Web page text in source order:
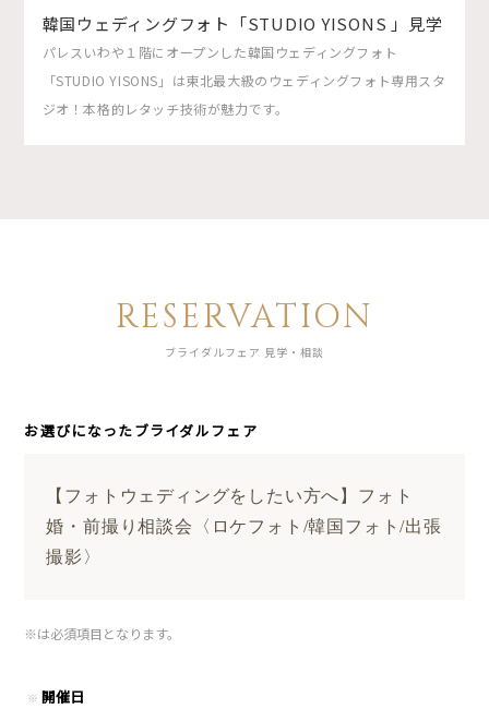
韓国ウェディングフォト「STUDIO YISONS 」見学
パレスいわや１階にオープンした韓国ウェディングフォト
「STUDIO YISONS」は東北最大級のウェディングフォト専用スタ
ジオ！本格的レタッチ技術が魅力です。
RESERVATION
ブライダルフェア 見学・相談
お選びになったブライダルフェア
【フォトウェディングをしたい方へ】フォト
婚・前撮り相談会〈ロケフォト/韓国フォト/出張
撮影〉
※は必須項目となります。
※ 開催日